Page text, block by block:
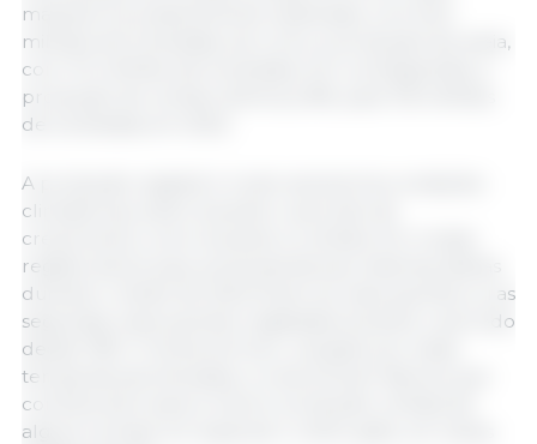
manteve-se praticamente inalterada, com 52,0
milhões de toneladas, tal como a produção de aveia,
com 7,5 milhões de toneladas. Em contrapartida, a
produção de centeio diminuiu 8%, para 7,8 milhões
de toneladas em 2022.
A produção vegetal é muito sensível às condições
climatéricas, tanto durante o período de
crescimento como durante a colheita. Em muitas
regiões da Europa, as temperaturas máximas diárias
durante o Verão de 2022 foram as mais quentes ou as
segundas mais quentes registadas durante o período
desde 1991. O stress térmico, causado por estas
temperaturas elevadas, e a seca foram fatores que
contribuíram para a menor produção colhida de
alguns cereais, em especial o milho-grão, em várias